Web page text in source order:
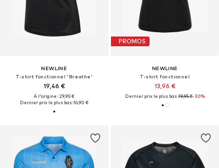
NEWLINE
T-shirt fonctionnel 'Breathe'
19,46 €
À l'origine : 29,95 €
Dernier prix le plus bas :16,90 €
PROMOS
NEWLINE
T-shirt fonctionnel
13,96 €
Dernier prix le plus bas :19,95 €-30%